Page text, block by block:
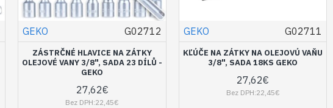
GEKO G02712
ZÁSTRČNÉ HLAVICE NA ZÁTKY
OLEJOVÉ VANY 3/8", SADA 23 DÍLŮ -
GEKO
27,62€
Bez DPH:22,45€
GEKO G02711
KĽÚČE NA ZÁTKY NA OLEJOVÚ VAŇU
3/8", SADA 18KS GEKO
27,62€
Bez DPH:22,45€